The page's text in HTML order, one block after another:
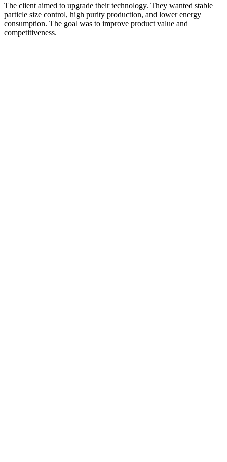
The client aimed to upgrade their technology. They wanted stable
particle size control, high purity production, and lower energy
consumption. The goal was to improve product value and
competitiveness.